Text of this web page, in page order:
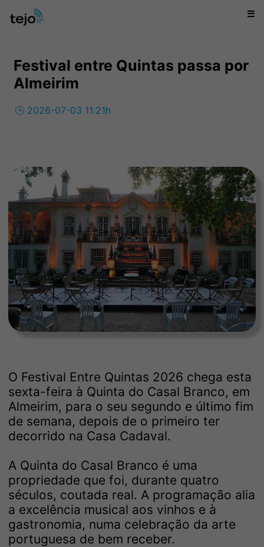
☰
Festival entre Quintas passa por
Almeirim
🕒 2026-07-03 11:21h
O Festival Entre Quintas 2026 chega esta
sexta-feira à Quinta do Casal Branco, em
Almeirim, para o seu segundo e último fim
de semana, depois de o primeiro ter
decorrido na Casa Cadaval.
A Quinta do Casal Branco é uma
propriedade que foi, durante quatro
séculos, coutada real. A programação alia
a excelência musical aos vinhos e à
gastronomia, numa celebração da arte
portuguesa de bem receber.